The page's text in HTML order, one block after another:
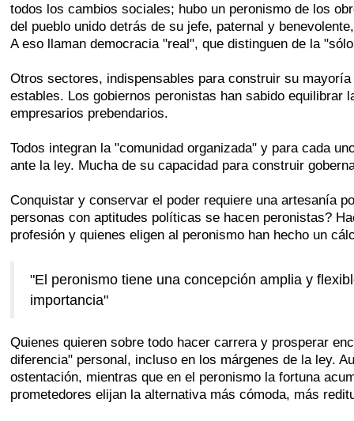
todos los cambios sociales; hubo un peronismo de los
del pueblo unido detrás de su jefe, paternal y
A eso llaman democracia "real", que distinguen de la
Otros sectores, indispensables para construir su
estables. Los gobiernos peronistas han sabido
empresarios prebendarios.
Todos integran la "comunidad organizada" y para cada
ante la ley. Mucha de su capacidad para construir
Conquistar y conservar el poder requiere una artesanía
personas con aptitudes políticas se hacen peronistas?
profesión y quienes eligen al peronismo han hecho un
"El peronismo tiene una concepción amplia y
importancia"
Quienes quieren sobre todo hacer carrera y prosperar
diferencia" personal, incluso en los márgenes de la ley.
ostentación, mientras que en el peronismo la fortuna
prometedores elijan la alternativa más cómoda, más